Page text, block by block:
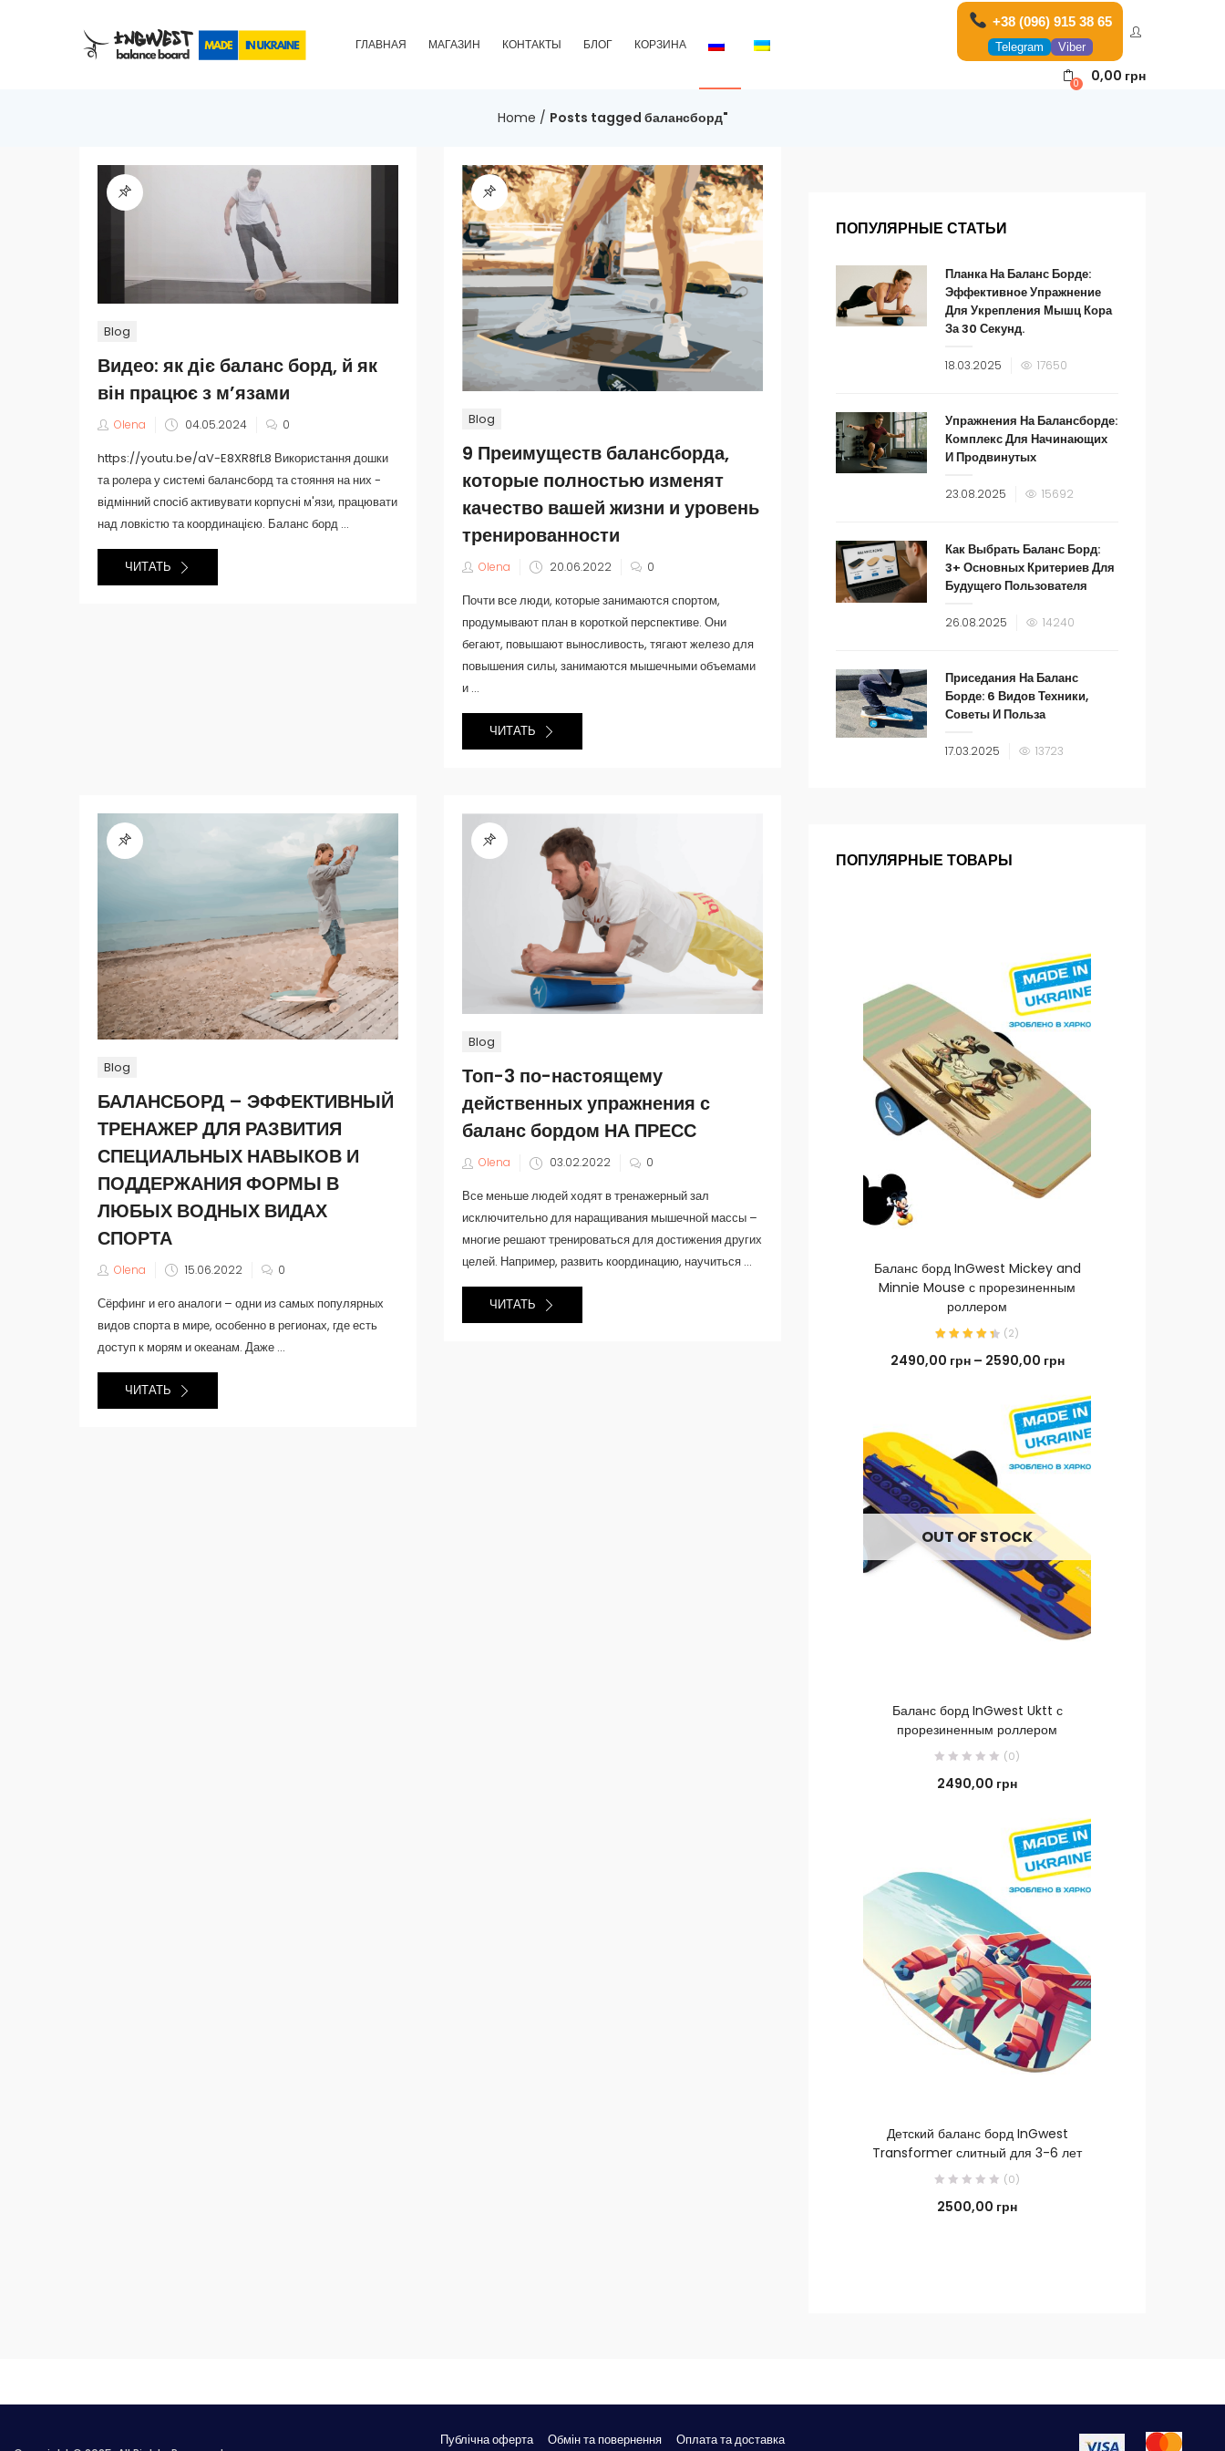
ГЛАВНАЯ МАГАЗИН КОНТАКТЫ БЛОГ КОРЗИНА
+38 (096) 915 38 65
Telegram Viber
0 0,00 грн
Home / Posts tagged балансборд"
Blog
Видео: як діє баланс борд, й як
він працює з м’язами
Olena 04.05.2024 0
https://youtu.be/aV-E8XR8fL8 Використання дошки
та ролера у системі балансборд та стояння на них -
відмінний спосіб активувати корпусні м'язи, працювати
над ловкістю та координацією. Баланс борд ...
ЧИТАТЬ
Blog
9 Преимуществ балансборда,
которые полностью изменят
качество вашей жизни и уровень
тренированности
Olena 20.06.2022 0
Почти все люди, которые занимаются спортом,
продумывают план в короткой перспективе. Они
бегают, повышают выносливость, тягают железо для
повышения силы, занимаются мышечными объемами
и ...
ЧИТАТЬ
Blog
БАЛАНСБОРД – ЭФФЕКТИВНЫЙ
ТРЕНАЖЕР ДЛЯ РАЗВИТИЯ
СПЕЦИАЛЬНЫХ НАВЫКОВ И
ПОДДЕРЖАНИЯ ФОРМЫ В
ЛЮБЫХ ВОДНЫХ ВИДАХ
СПОРТА
Olena 15.06.2022 0
Сёрфинг и его аналоги – одни из самых популярных
видов спорта в мире, особенно в регионах, где есть
доступ к морям и океанам. Даже ...
ЧИТАТЬ
Blog
Топ-3 по-настоящему
действенных упражнения с
баланс бордом НА ПРЕСС
Olena 03.02.2022 0
Все меньше людей ходят в тренажерный зал
исключительно для наращивания мышечной массы –
многие решают тренироваться для достижения других
целей. Например, развить координацию, научиться ...
ЧИТАТЬ
ПОПУЛЯРНЫЕ СТАТЬИ
Планка На Баланс Борде:
Эффективное Упражнение
Для Укрепления Мышц Кора
За 30 Секунд.
18.03.2025 17650
Упражнения На Балансборде:
Комплекс Для Начинающих
И Продвинутых
23.08.2025 15692
Как Выбрать Баланс Борд:
3+ Основных Критериев Для
Будущего Пользователя
26.08.2025 14240
Приседания На Баланс
Борде: 6 Видов Техники,
Советы И Польза
17.03.2025 13723
ПОПУЛЯРНЫЕ ТОВАРЫ
Баланс борд InGwest Mickey and
Minnie Mouse с прорезиненным
роллером
(2)
2490,00 грн– 2590,00 грн
OUT OF STOCK
Баланс борд InGwest Uktt с
прорезиненным роллером
(0)
2490,00 грн
Детский баланс борд InGwest
Transformer слитный для 3-6 лет
(0)
2500,00 грн
Публічна оферта Обмін та повернення Оплата та доставка